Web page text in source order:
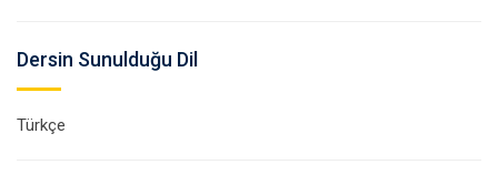
Dersin Sunulduğu Dil
Türkçe